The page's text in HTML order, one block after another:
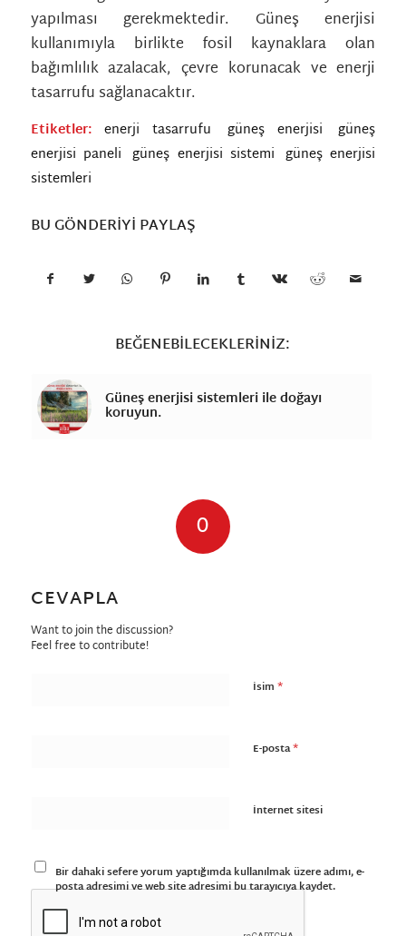
yapılması gerekmektedir. Güneş enerjisi
kullanımıyla birlikte fosil kaynaklara olan
bağımlılık azalacak, çevre korunacak ve enerji
tasarrufu sağlanacaktır.
Etiketler: enerji tasarrufu güneş enerjisi ,güneş
enerjisi paneli ,güneş enerjisi sistemi ,güneş enerjisi
sistemleri
BU GÖNDERIYI PAYLAŞ
BEĞENEBILECEKLERINIZ:
Güneş enerjisi sistemleri ile doğayı
koruyun.
0
CEVAPLA
Want to join the discussion?
Feel free to contribute!
İsim *
E-posta*
İnternet sitesi
Bir dahaki sefere yorum yaptığımda kullanılmak üzere adımı, e-
posta adresimi ve web site adresimi bu tarayıcıya kaydet.